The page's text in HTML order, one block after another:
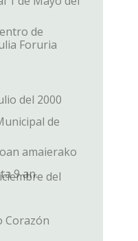
Foruria
del 2000
de
del
Corazón
de
amaierako
9 an.